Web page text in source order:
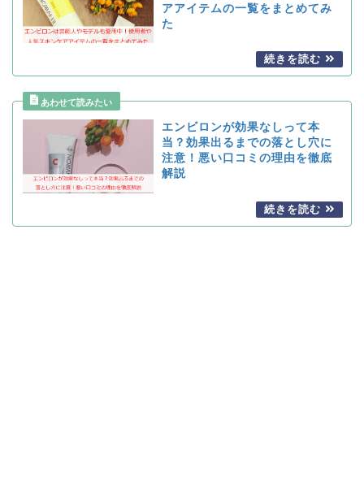
アアイテムの一覧をまとめてみ
た
エンビロンが効果なしって本
当？効果出るまでの落とし穴に
注意！悪い口コミの理由を徹底
解説